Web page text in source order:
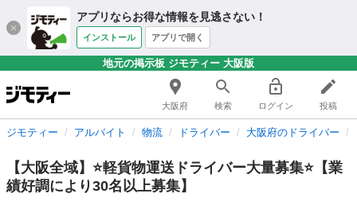
アプリならお得な情報を見逃さない！
インストール アプリで開く
地元の掲示板 ジモティー 大阪版
大阪府 検索 ログイン 投稿
ジモティー アルバイト 物流 ドライバー 大阪府のドライバー
【大阪全域】⭐軽貨物運送ドライバー大量募集⭐【業
績好調により30名以上募集】